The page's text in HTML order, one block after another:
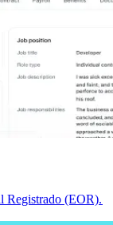
Registrado (EOR).​​